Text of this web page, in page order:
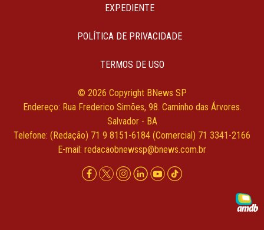
EXPEDIENTE
POLÍTICA DE PRIVACIDADE
TERMOS DE USO
© 2026 Copyright BNews SP
Endereço: Rua Frederico Simões, 98. Caminho das Árvores.
Salvador - BA
Telefone: (Redação) 71 9 8151-6184 (Comercial) 71 3341-2166
E-mail: redacaobnewssp@bnews.com.br